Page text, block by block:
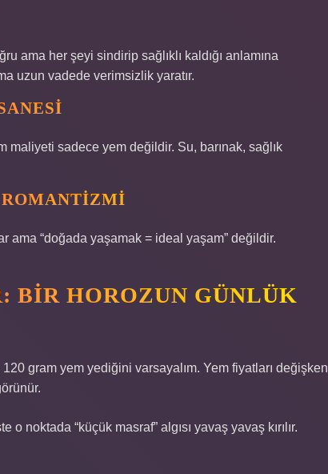
ama her şeyi sindirip sağlıklı kaldığı anlamına
uzun vadede verimsizlik yaratır.
sadece yem değildir. Su, barınak, sağlık
ROMANTIZMI
ama “doğada yaşamak = ideal yaşam” değildir.
BIR HOROZUN GÜNLÜK
gram yem yediğini varsayalım. Yem fiyatları değişken
noktada “küçük masraf” algısı yavaş yavaş kırılır.